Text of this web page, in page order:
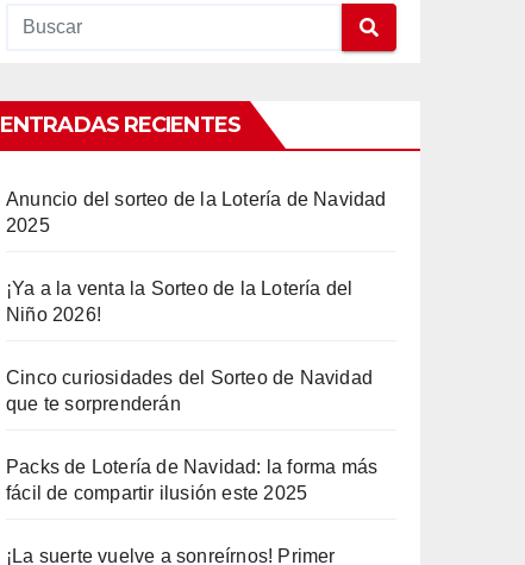
ENTRADAS RECIENTES
Anuncio del sorteo de la Lotería de Navidad
2025
¡Ya a la venta la Sorteo de la Lotería del
Niño 2026!
Cinco curiosidades del Sorteo de Navidad
que te sorprenderán
Packs de Lotería de Navidad: la forma más
fácil de compartir ilusión este 2025
¡La suerte vuelve a sonreírnos! Primer